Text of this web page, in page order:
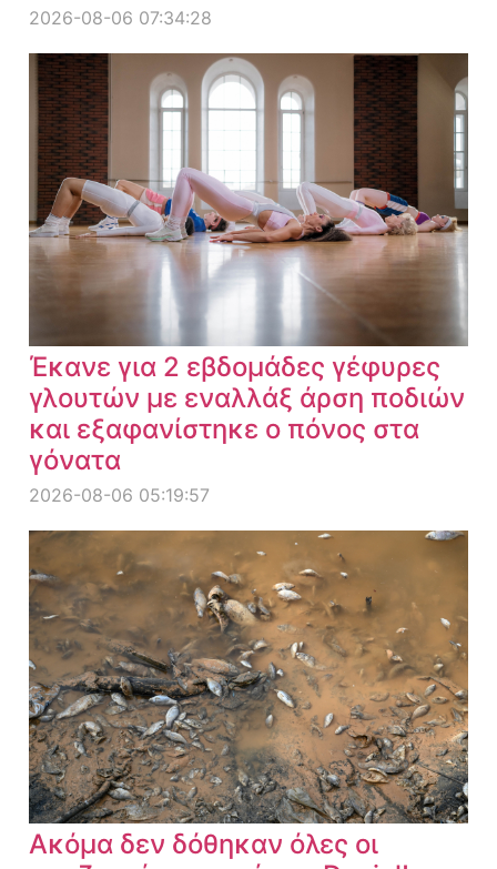
2026-08-06 07:34:28
Έκανε για 2 εβδομάδες γέφυρες
γλουτών με εναλλάξ άρση ποδιών
και εξαφανίστηκε ο πόνος στα
γόνατα
2026-08-06 05:19:57
Ακόμα δεν δόθηκαν όλες οι